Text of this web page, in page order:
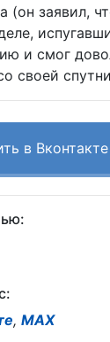
заявил,
и смог
своей
в Вконтакте
, MAX